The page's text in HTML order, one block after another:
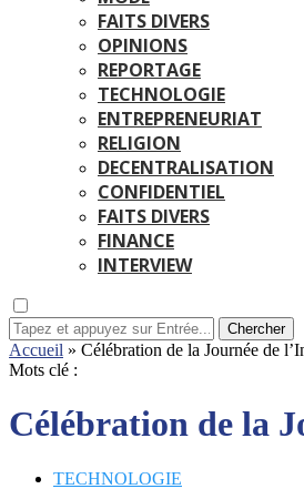
FAITS DIVERS
OPINIONS
REPORTAGE
TECHNOLOGIE
ENTREPRENEURIAT
RELIGION
DECENTRALISATION
CONFIDENTIEL
FAITS DIVERS
FINANCE
INTERVIEW
Chercher
Accueil » Célébration de la Journée de
Mots clé :
Célébration de la
TECHNOLOGIE